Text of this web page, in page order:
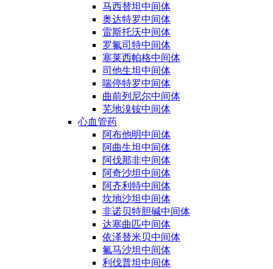
马西替坦中间体
奥达特罗中间体
雷斯托沃中间体
罗氟司特中间体
塞莱西帕格中间体
司他生坦中间体
喘停特罗中间体
曲前列尼尔中间体
芜地溴铵中间体
心血管药
阿布他明中间体
阿曲生坦中间体
阿伐那非中间体
阿奇沙坦中间体
阿齐利特中间体
坎地沙坦中间体
非诺贝特胆碱中间体
达塞曲匹中间体
依泽替米贝中间体
氟马沙坦中间体
利伐普坦中间体